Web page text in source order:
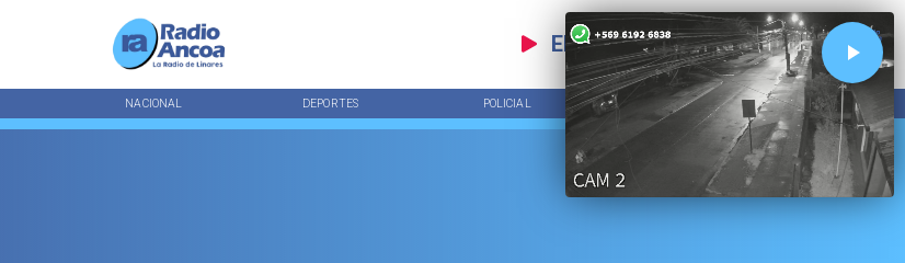
EN VIVO
NACIONAL DEPORTES POLICIAL TENDENCIAS